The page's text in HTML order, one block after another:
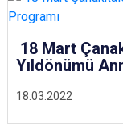
18.03.2022
18 Mart
Yıldönümü